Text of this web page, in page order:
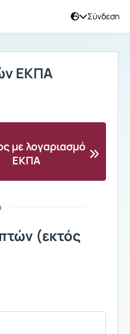
Σύνδεση
ΕΚΠΑ
με λογαριασμό
ΕΚΠΑ
(εκτός